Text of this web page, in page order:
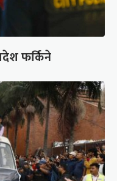
फर्किने